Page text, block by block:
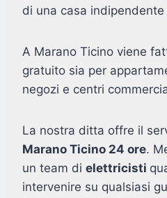
di una casa indipendente
A Marano Ticino viene
gratuito sia per
negozi e centri
La nostra ditta offre il
Marano Ticino 24 ore.
un team di elettricisti
intervenire su qualsiasi